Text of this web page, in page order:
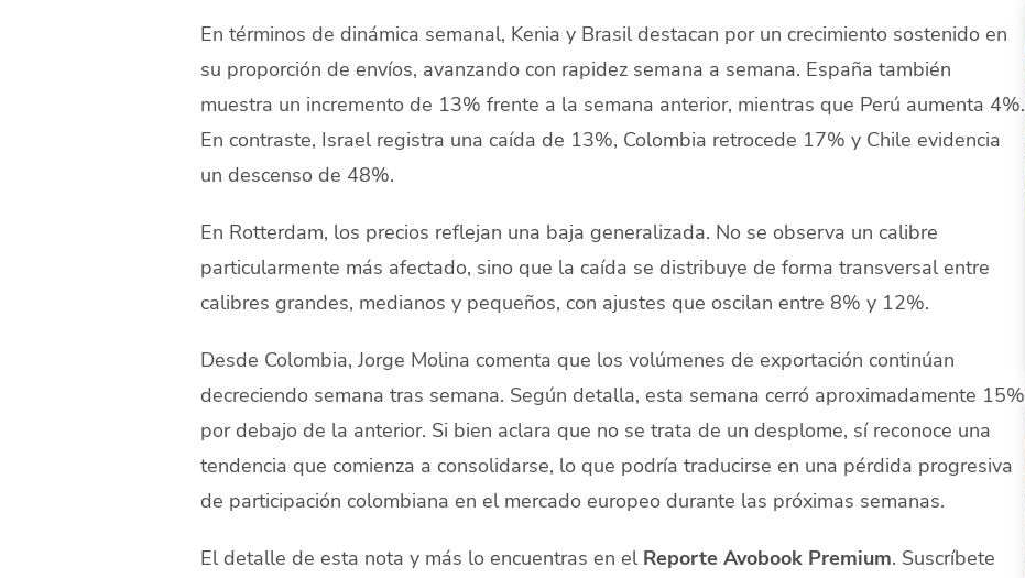
En términos de dinámica semanal, Kenia y Brasil destacan por un crecimiento sostenido en
su proporción de envíos, avanzando con rapidez semana a semana. España también
muestra un incremento de 13% frente a la semana anterior, mientras que Perú aumenta 4%.
En contraste, Israel registra una caída de 13%, Colombia retrocede 17% y Chile evidencia
un descenso de 48%.
En Rotterdam, los precios reflejan una baja generalizada. No se observa un calibre
particularmente más afectado, sino que la caída se distribuye de forma transversal entre
calibres grandes, medianos y pequeños, con ajustes que oscilan entre 8% y 12%.
Desde Colombia, Jorge Molina comenta que los volúmenes de exportación continúan
decreciendo semana tras semana. Según detalla, esta semana cerró aproximadamente 15%
por debajo de la anterior. Si bien aclara que no se trata de un desplome, sí reconoce una
tendencia que comienza a consolidarse, lo que podría traducirse en una pérdida progresiva
de participación colombiana en el mercado europeo durante las próximas semanas.
El detalle de esta nota y más lo encuentras en el Reporte Avobook Premium. Suscríbete